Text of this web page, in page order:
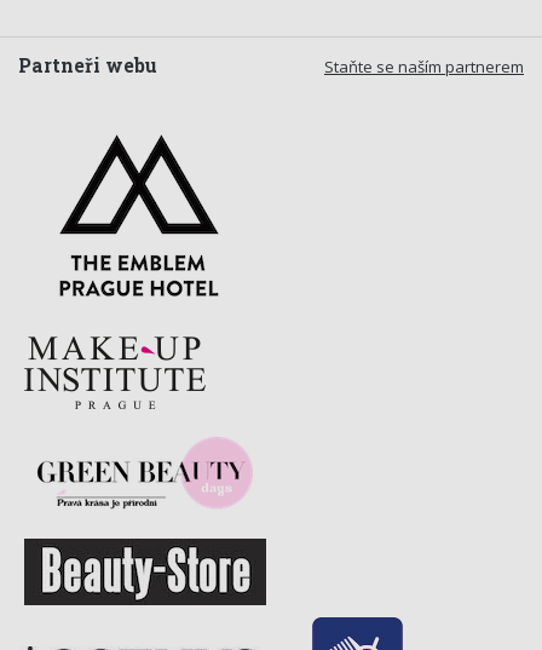
Staňte se naším partnerem
Partneři webu